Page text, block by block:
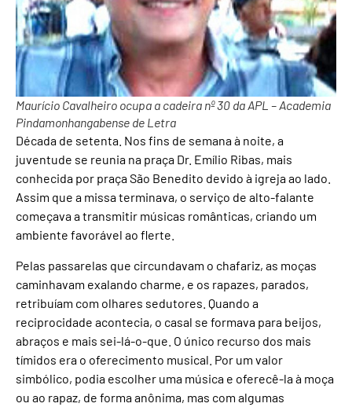
Maurício Cavalheiro ocupa a cadeira nº 30 da APL – Academia
Pindamonhangabense de Letra
Década de setenta. Nos fins de semana à noite, a
juventude se reunia na praça Dr. Emílio Ribas, mais
conhecida por praça São Benedito devido à igreja ao lado.
Assim que a missa terminava, o serviço de alto-falante
começava a transmitir músicas românticas, criando um
ambiente favorável ao flerte.
Pelas passarelas que circundavam o chafariz, as moças
caminhavam exalando charme, e os rapazes, parados,
retribuíam com olhares sedutores. Quando a
reciprocidade acontecia, o casal se formava para beijos,
abraços e mais sei-lá-o-que. O único recurso dos mais
tímidos era o oferecimento musical. Por um valor
simbólico, podia escolher uma música e oferecê-la à moça
ou ao rapaz, de forma anônima, mas com algumas